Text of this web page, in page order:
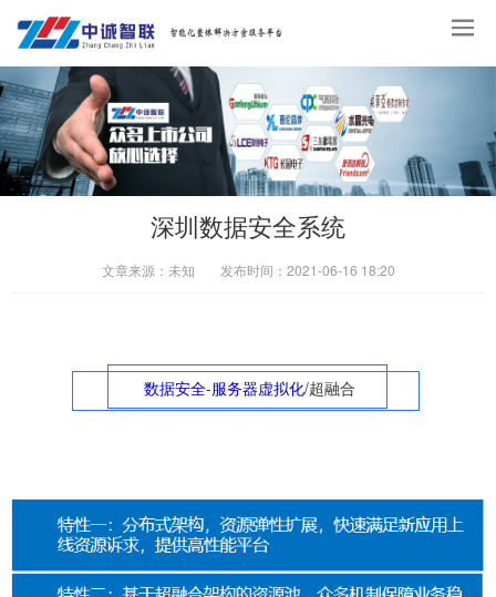
深圳数据安全系统
文章来源： 未知 发布时间： 2021-06-16 18:20
数据安全-服务器虚拟化/超融合